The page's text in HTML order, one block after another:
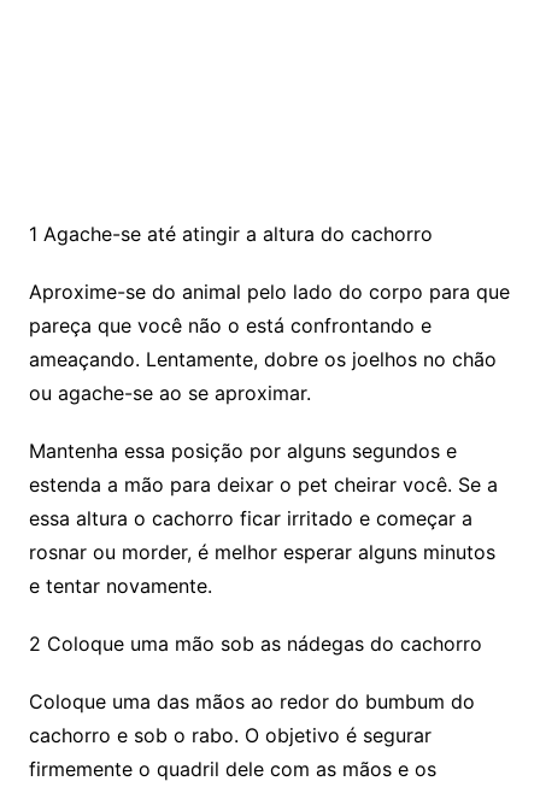
1 Agache-se até atingir a altura do cachorro
Aproxime-se do animal pelo lado do corpo para que
pareça que você não o está confrontando e
ameaçando. Lentamente, dobre os joelhos no chão
ou agache-se ao se aproximar.
Mantenha essa posição por alguns segundos e
estenda a mão para deixar o pet cheirar você. Se a
essa altura o cachorro ficar irritado e começar a
rosnar ou morder, é melhor esperar alguns minutos
e tentar novamente.
2 Coloque uma mão sob as nádegas do cachorro
Coloque uma das mãos ao redor do bumbum do
cachorro e sob o rabo. O objetivo é segurar
firmemente o quadril dele com as mãos e os